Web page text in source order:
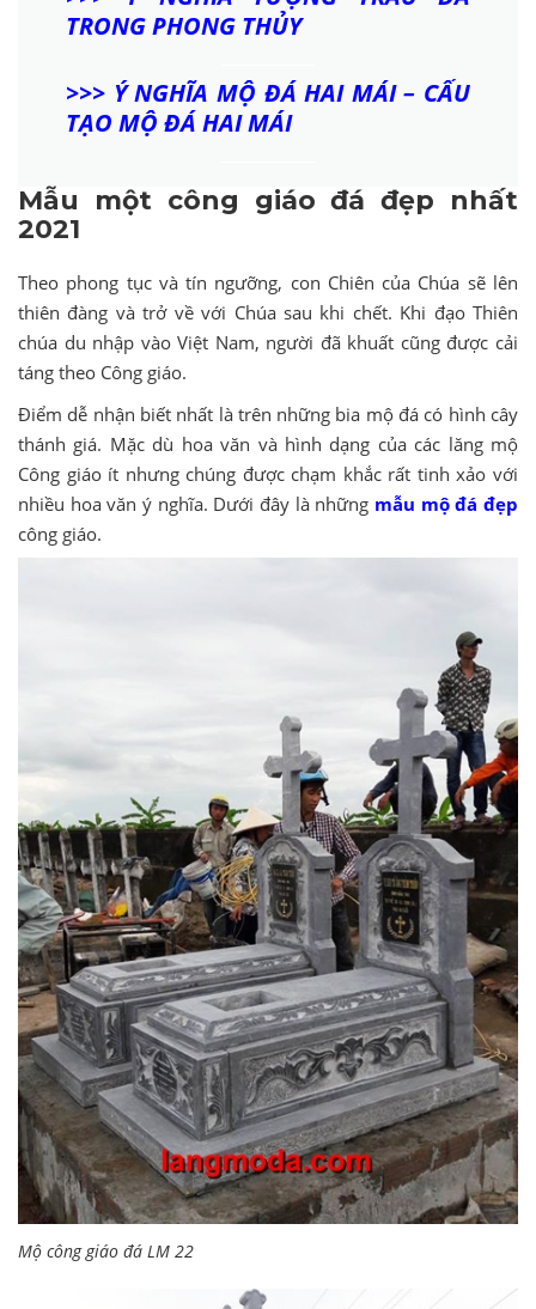
TRONG PHONG THỦY
>>> Ý NGHĨA MỘ ĐÁ HAI MÁI – CẤU
TẠO MỘ ĐÁ HAI MÁI
Mẫu một công giáo đá đẹp nhất
2021
Theo phong tục và tín ngưỡng, con Chiên của Chúa sẽ lên
thiên đàng và trở về với Chúa sau khi chết. Khi đạo Thiên
chúa du nhập vào Việt Nam, người đã khuất cũng được cải
táng theo Công giáo.
Điểm dễ nhận biết nhất là trên những bia mộ đá có hình cây
thánh giá. Mặc dù hoa văn và hình dạng của các lăng mộ
Công giáo ít nhưng chúng được chạm khắc rất tinh xảo với
nhiều hoa văn ý nghĩa. Dưới đây là những mẫu mộ đá đẹp
công giáo.
Mộ công giáo đá LM 22